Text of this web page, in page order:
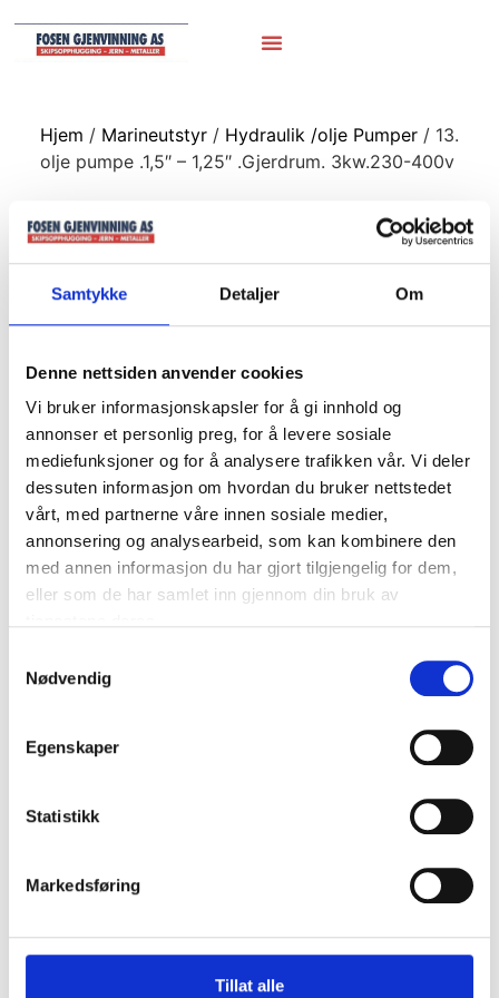
Samtykke Detaljer Om
Denne nettsiden anvender cookies
Vi bruker informasjonskapsler for å gi innhold og
annonser et personlig preg, for å levere sosiale
mediefunksjoner og for å analysere trafikken vår. Vi deler
dessuten informasjon om hvordan du bruker nettstedet
vårt, med partnerne våre innen sosiale medier,
annonsering og analysearbeid, som kan kombinere den
med annen informasjon du har gjort tilgjengelig for dem,
eller som de har samlet inn gjennom din bruk av
Nødvendig
Egenskaper
Statistikk
Markedsføring
Tillat alle
Hjem / Marineutstyr/ Hydraulik /olje Pumper/ 13.
olje pumpe .1,5″ – 1,25″ .Gjerdrum. 3kw.230-400v
13. olje pumpe
.1,5″ – 1,25″
.Gjerdrum.
3kw.230-400v